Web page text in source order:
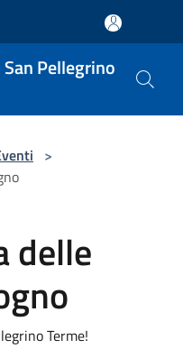
Pellegrino
>
delle
Terme!